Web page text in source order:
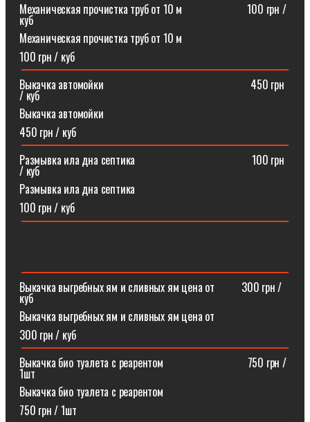
Механическая прочистка труб от 10 м⠀⠀⠀⠀⠀⠀⠀⠀100 грн /
куб
Механическая прочистка труб от 10 м
100 грн / куб
Выкачка автомойки⠀⠀⠀⠀⠀⠀⠀⠀⠀⠀⠀⠀⠀⠀⠀⠀⠀⠀450 грн
/ куб
Выкачка автомойки
450 грн / куб
Размывка ила дна септика ⠀⠀⠀⠀⠀⠀⠀⠀⠀⠀⠀⠀⠀⠀100 грн
/ куб
Размывка ила дна септика
100 грн / куб
Выкачка выгребных ям и сливных ям цена от ⠀⠀⠀300 грн /
куб
Выкачка выгребных ям и сливных ям цена от
300 грн / куб
Выкачка био туалета с реарентом ⠀⠀⠀⠀⠀⠀⠀⠀⠀⠀750 грн /
1шт
Выкачка био туалета с реарентом
750 грн / 1шт